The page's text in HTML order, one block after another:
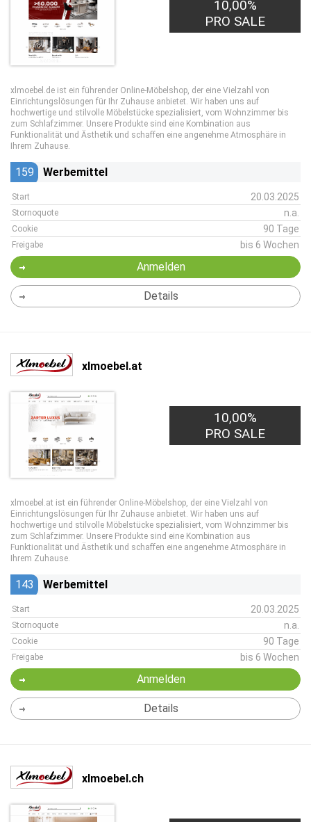
10,00%
PRO SALE
xlmoebel.de ist ein führender Online-Möbelshop, der eine Vielzahl von
Einrichtungslösungen für Ihr Zuhause anbietet. Wir haben uns auf
hochwertige und stilvolle Möbelstücke spezialisiert, vom Wohnzimmer bis
zum Schlafzimmer. Unsere Produkte sind eine Kombination aus
Funktionalität und Ästhetik und schaffen eine angenehme Atmosphäre in
Ihrem Zuhause.
159 Werbemittel
Start 20.03.2025
Stornoquote n.a.
Cookie 90 Tage
Freigabe bis 6 Wochen
Anmelden
Details
xlmoebel.at
10,00%
PRO SALE
xlmoebel.at ist ein führender Online-Möbelshop, der eine Vielzahl von
Einrichtungslösungen für Ihr Zuhause anbietet. Wir haben uns auf
hochwertige und stilvolle Möbelstücke spezialisiert, vom Wohnzimmer bis
zum Schlafzimmer. Unsere Produkte sind eine Kombination aus
Funktionalität und Ästhetik und schaffen eine angenehme Atmosphäre in
Ihrem Zuhause.
143 Werbemittel
Start 20.03.2025
Stornoquote n.a.
Cookie 90 Tage
Freigabe bis 6 Wochen
Anmelden
Details
xlmoebel.ch